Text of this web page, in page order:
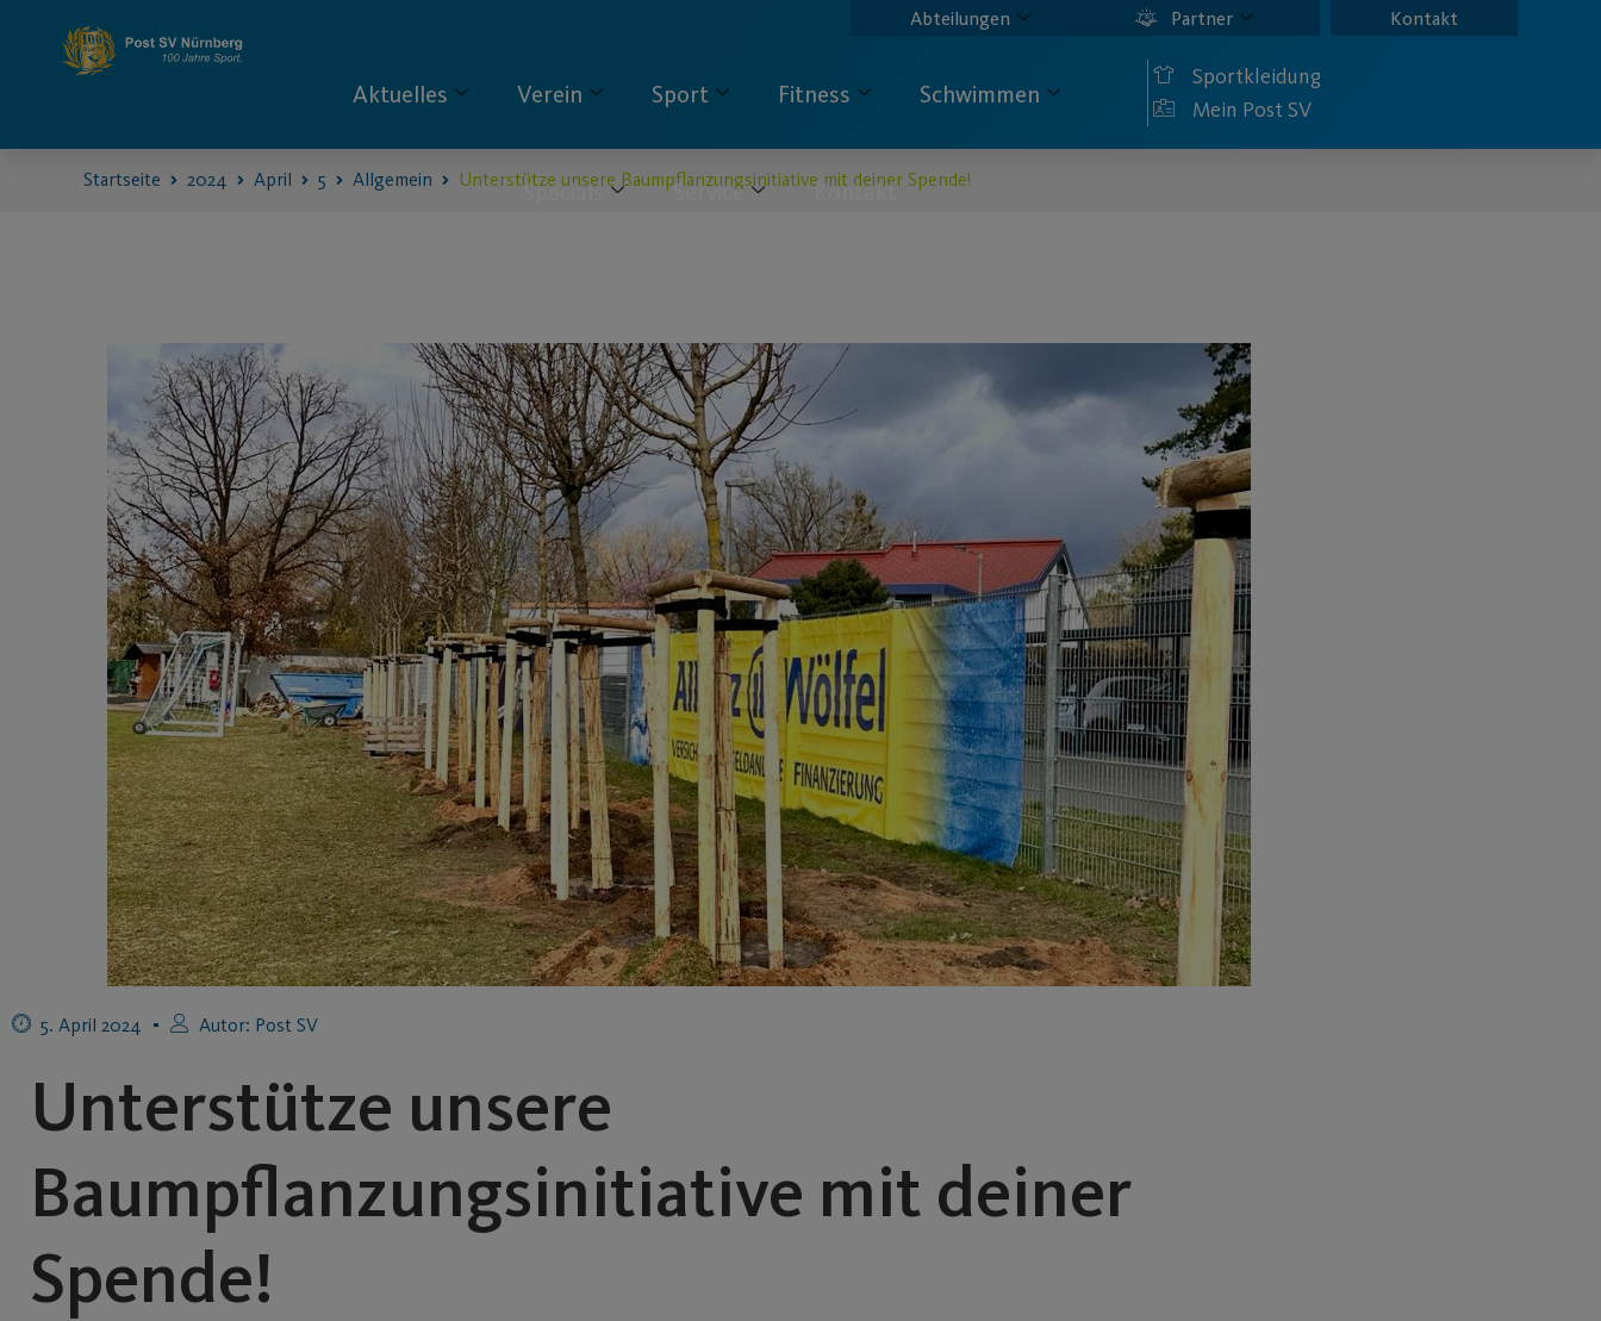
Abteilungen Partner Kontakt
Aktuelles Verein Sport Fitness Schwimmen
Specials Service Kontakt
Sportkleidung
Mein Post SV
Startseite 2024 April 5 Allgemein Unterstütze unsere Baumpflanzungsinitiative mit deiner Spende!
5. April 2024 Autor: Post SV
Unterstütze unsere
Baumpflanzungsinitiative mit deiner
Spende!